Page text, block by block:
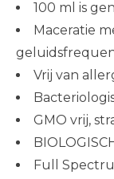
100 ml is
Maceratie
Vrij van
GMO vrij,
Full